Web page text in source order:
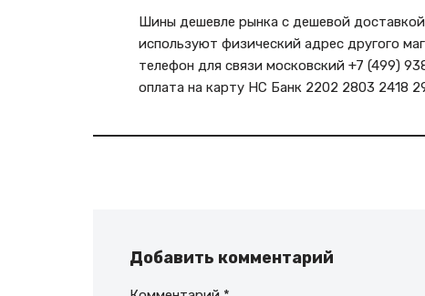
Шины дешевле рынка с дешевой доставкой
используют физический адрес другого
телефон для связи московский +7 (499)
оплата на карту НС Банк 2202 2803 2418
Добавить комментарий